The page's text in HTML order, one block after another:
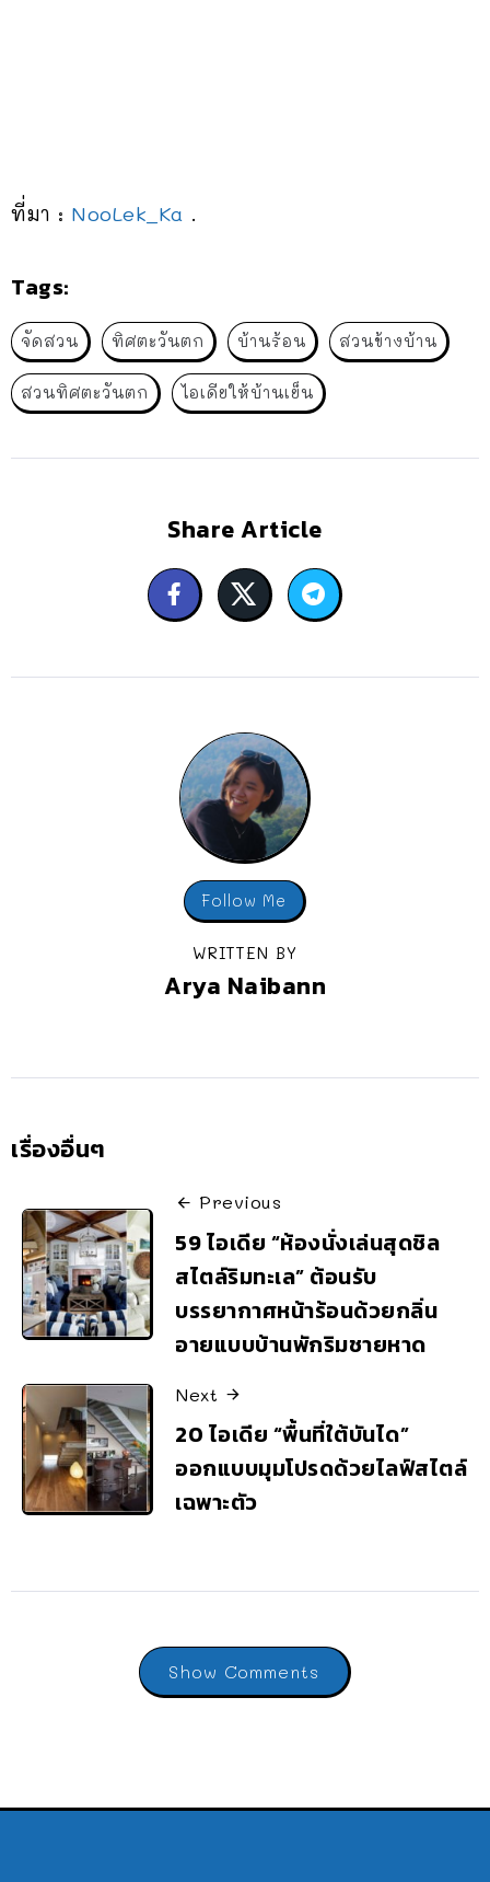
ที่มา : NooLek_Ka .
Tags:
จัดสวน ทิศตะวันตก บ้านร้อน สวนข้างบ้าน
สวนทิศตะวันตก ไอเดียให้บ้านเย็น
Share Article
Follow Me
WRITTEN BY
Arya Naibann
เรื่องอื่นๆ
Previous
59 ไอเดีย “ห้องนั่งเล่นสุดชิล
สไตล์ริมทะเล” ต้อนรับ
บรรยากาศหน้าร้อนด้วยกลิ่น
อายแบบบ้านพักริมชายหาด
Next
20 ไอเดีย “พื้นที่ใต้บันได”
ออกแบบมุมโปรดด้วยไลฟ์สไตล์
เฉพาะตัว
Show Comments